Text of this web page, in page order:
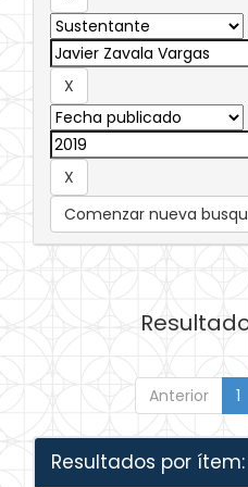
Comenzar nueva
Anterior 1
Resultados por ítem: